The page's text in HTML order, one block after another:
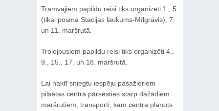
Tramvajiem papildu reisi tiks organizēti 1., 5.
(tikai posmā Stacijas laukums-Mīlgrāvis), 7.
un 11. maršrutā.
Trolejbusiem papildu reisi tiks organizēti 4.,
9., 15., 17. un 18. maršrutā.
Lai naktī sniegtu iespēju pasažieriem
pilsētas centrā pārsēsties starp dažādiem
maršrutiem, transporti, kam centrā plānots